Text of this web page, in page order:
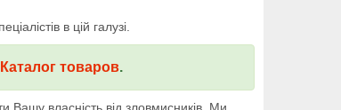
в цій галузі.
Каталог товаров.